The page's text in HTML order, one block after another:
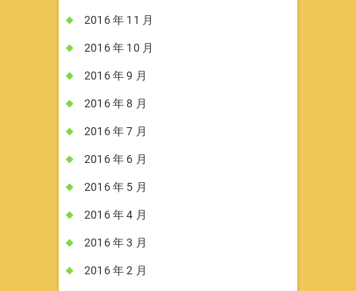
2016 年 11 月
2016 年 10 月
2016 年 9 月
2016 年 8 月
2016 年 7 月
2016 年 6 月
2016 年 5 月
2016 年 4 月
2016 年 3 月
2016 年 2 月